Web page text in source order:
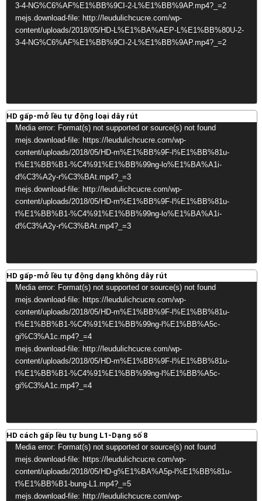
3-4-NG%C6%AF%E1%BB%9CI-2-L%E1%BB%9AP.mp4?_=2
mejs.download-file: http://leudulichcucre.com/wp-
content/uploads/2018/05/HD-L%E1%BA%AEP-L%E1%BB%80U-2-
3-4-NG%C6%AF%E1%BB%9CI-2-L%E1%BB%9AP.mp4?_=2
HD gấp-mở lều tự động loại dây rút
Video
Player
Media error: Format(s) not supported or source(s) not found
mejs.download-file: https://leudulichcucre.com/wp-
content/uploads/2018/05/HD-m%E1%BB%9F-l%E1%BB%81u-
t%E1%BB%B1-%C4%91%E1%BB%99ng-lo%E1%BA%A1i-
d%C3%A2y-r%C3%BAt.mp4?_=3
mejs.download-file: http://leudulichcucre.com/wp-
content/uploads/2018/05/HD-m%E1%BB%9F-l%E1%BB%81u-
t%E1%BB%B1-%C4%91%E1%BB%99ng-lo%E1%BA%A1i-
d%C3%A2y-r%C3%BAt.mp4?_=3
HD gấp-mở lều tự động dạng không dây rút
Video
Player
Media error: Format(s) not supported or source(s) not found
mejs.download-file: https://leudulichcucre.com/wp-
content/uploads/2018/05/HD-m%E1%BB%9F-l%E1%BB%81u-
t%E1%BB%B1-%C4%91%E1%BB%99ng-l%E1%BB%A5c-
gi%C3%A1c.mp4?_=4
mejs.download-file: http://leudulichcucre.com/wp-
content/uploads/2018/05/HD-m%E1%BB%9F-l%E1%BB%81u-
t%E1%BB%B1-%C4%91%E1%BB%99ng-l%E1%BB%A5c-
gi%C3%A1c.mp4?_=4
HD cách gấp lều tự bung L1-Dạng số 8
Video
Player
Media error: Format(s) not supported or source(s) not found
mejs.download-file: https://leudulichcucre.com/wp-
content/uploads/2018/05/HD-g%E1%BA%A5p-l%E1%BB%81u-
t%E1%BB%B1-bung-L1.mp4?_=5
mejs.download-file: http://leudulichcucre.com/wp-